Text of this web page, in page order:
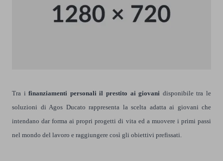
Tra ifinanziamenti personali il prestito ai giovani disponibile tra le
soluzioni di Agos Ducato rappresenta la scelta adatta ai giovani che
intendano dar forma ai propri progetti di vita ed a muovere i primi passi
nel mondo del lavoro e raggiungere così gli obiettivi prefissati.